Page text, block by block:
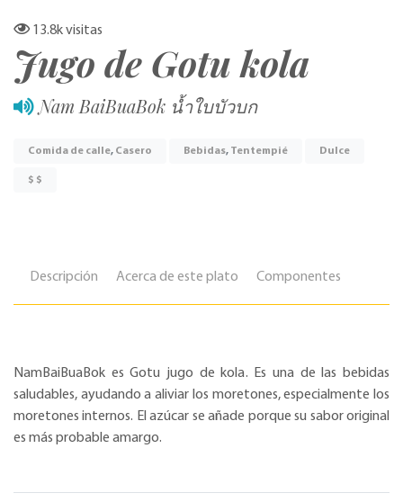
13.8kvisitas
Jugo de Gotu kola
Nam BaiBuaBok น้ำใบบัวบก
Comida de calle, Casero Bebidas, Tentempié Dulce
$ $
Descripción Acerca de este plato Componentes
NamBaiBuaBok es Gotu jugo de kola. Es una de las bebidas
saludables, ayudando a aliviar los moretones, especialmente los
moretones internos. El azúcar se añade porque su sabor original
es más probable amargo.